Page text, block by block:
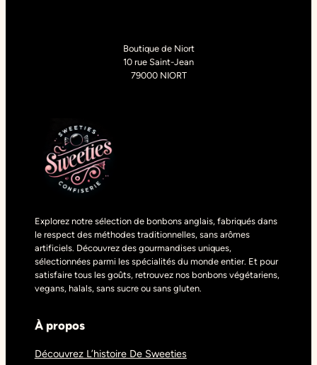
Boutique de Niort
10 rue Saint-Jean
79000 NIORT
Explorez notre sélection de bonbons anglais, fabriqués dans
le respect des méthodes traditionnelles, sans arômes
artificiels. Découvrez des gourmandises uniques,
sélectionnées parmi les spécialités du monde entier. Et pour
satisfaire tous les goûts, retrouvez nos bonbons végétariens,
vegans, halals, sans sucre ou sans gluten.
À propos
Découvrez L’histoire De Sweeties